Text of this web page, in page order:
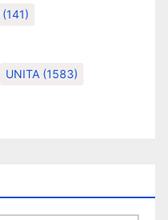
(141)
UNITA (1583)